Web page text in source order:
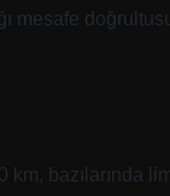
mesafe
bazılarında